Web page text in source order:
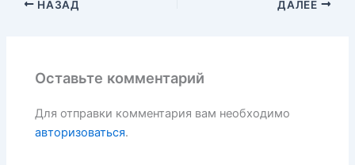
НАЗАД ДАЛЕЕ
Оставьте комментарий
Для отправки комментария вам необходимо
авторизоваться.